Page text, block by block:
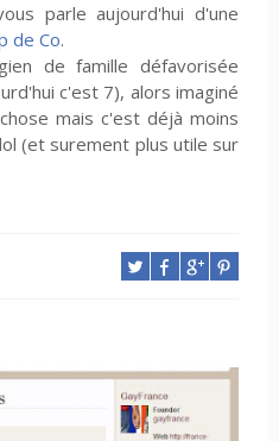
parle aujourd'hui d'une
de Co.
de famille défavorisée
c'est 7), alors imaginé
mais c'est déjà moins
(et surement plus utile sur